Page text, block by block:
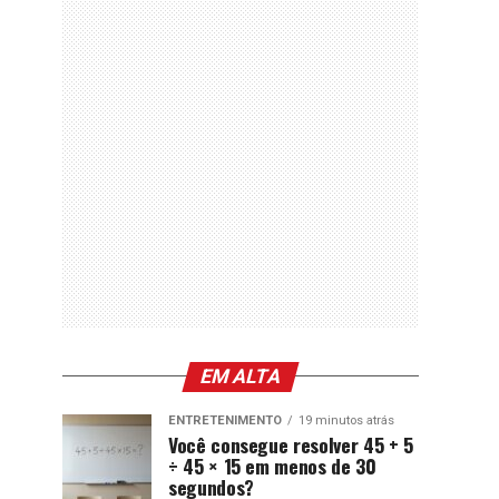
EM ALTA
ENTRETENIMENTO 19 minutos atrás
Você consegue resolver 45 + 5
÷ 45 × 15 em menos de 30
segundos?